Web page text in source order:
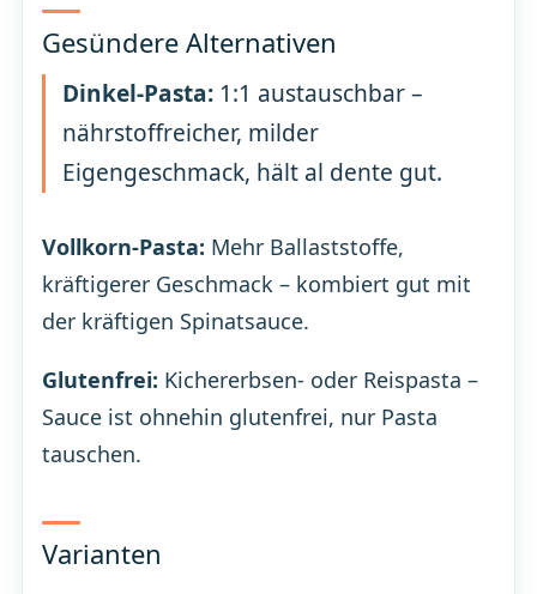
Gesündere Alternativen
Dinkel-Pasta:1:1 austauschbar –
nährstoffreicher, milder
Eigengeschmack, hält al dente gut.
Vollkorn-Pasta: Mehr Ballaststoffe,
kräftigerer Geschmack – kombiert gut mit
der kräftigen Spinatsauce.
Glutenfrei: Kichererbsen- oder Reispasta –
Sauce ist ohnehin glutenfrei, nur Pasta
tauschen.
Varianten